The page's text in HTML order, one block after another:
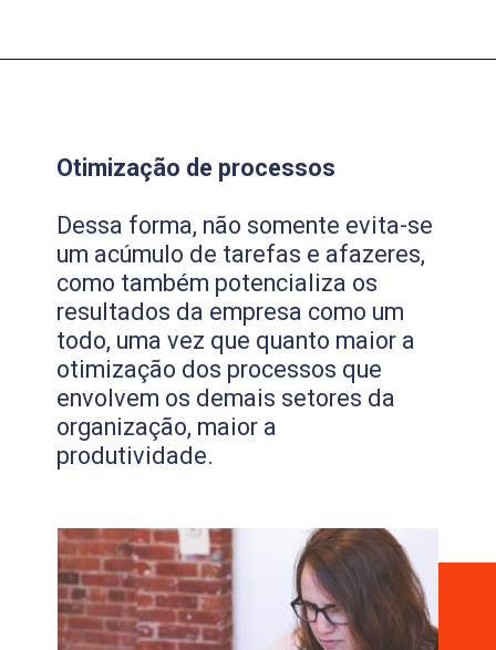
Otimização de processos
Dessa forma, não somente evita-se
um acúmulo de tarefas e afazeres,
como também potencializa os
resultados da empresa como um
todo, uma vez que quanto maior a
otimização dos processos que
envolvem os demais setores da
organização, maior a
produtividade.